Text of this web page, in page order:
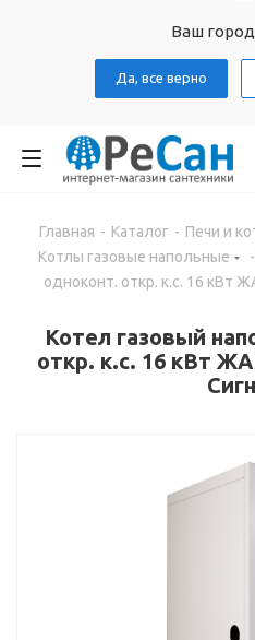
Ваш
Да, все верно
Главная - Каталог - Печи и
Котлы газовые напольные
-
одноконт. откр. к.с. 16 кВт
Котел газовый
откр. к.с. 16 кВт